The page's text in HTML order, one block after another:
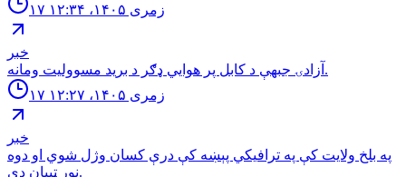
۱۷ زمری ۱۴۰۵، ۱۲:۳۴
خبر
آزادۍ جبهې د کابل پر هوايي ډګر د برید مسوولیت ومانه.
۱۷ زمری ۱۴۰۵، ۱۲:۲۷
خبر
په بلخ ولایت کې په ترافیکي پېښه کې درې کسان وژل شوي او دوه
نور ټپیان دي.